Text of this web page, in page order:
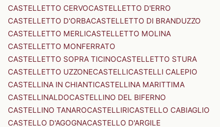
CASTELLETTO CERVOCASTELLETTO D'ERRO
CASTELLETTO D'ORBACASTELLETTO DI BRANDUZZO
CASTELLETTO MERLICASTELLETTO MOLINA
CASTELLETTO MONFERRATO
CASTELLETTO SOPRA TICINOCASTELLETTO STURA
CASTELLETTO UZZONECASTELLICASTELLI CALEPIO
CASTELLINA IN CHIANTICASTELLINA MARITTIMA
CASTELLINALDOCASTELLINO DEL BIFERNO
CASTELLINO TANAROCASTELLIRICASTELLO CABIAGLIO
CASTELLO D'AGOGNACASTELLO D'ARGILE